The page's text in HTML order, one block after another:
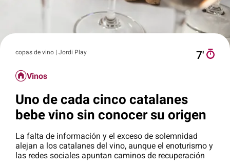
copas de vino | Jordi Play 7′
Vinos
Uno de cada cinco catalanes
bebe vino sin conocer su origen
La falta de información y el exceso de solemnidad
alejan a los catalanes del vino, aunque el enoturismo y
las redes sociales apuntan caminos de recuperación